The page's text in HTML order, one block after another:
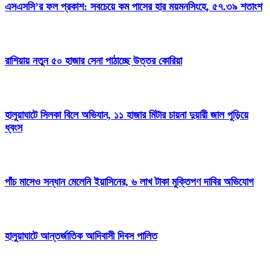
এসএসসি’র ফল প্রকাশ: সবচেয়ে কম পাসের হার ময়মনসিংহে, ৫৭.৩৯ শতাংশ
রাশিয়ায় নতুন ৫০ হাজার সেনা পাঠাচ্ছে উত্তর কোরিয়া
হালুয়াঘাটে সিলকা বিলে অভিযান, ১১ হাজার মিটার চায়না দুয়ারী জাল পুড়িয়ে
ধ্বংস
পাঁচ মাসেও সন্ধান মেলেনি ইয়াসিনের, ৬ লাখ টাকা মুক্তিপণ দাবির অভিযোগ
হালুয়াঘাটে আন্তর্জাতিক আদিবাসী দিবস পালিত